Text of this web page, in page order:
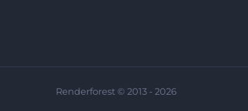
Renderforest © 2013 - 2026